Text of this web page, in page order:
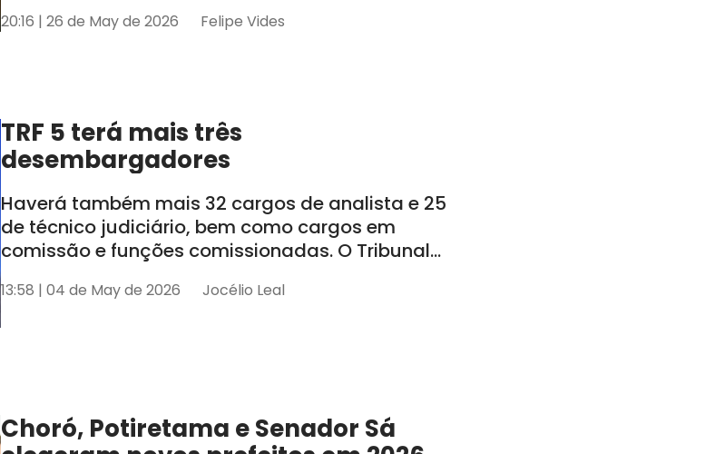
20:16 | 26 de May de 2026 Felipe Vides
TRF 5 terá mais três
desembargadores
Haverá também mais 32 cargos de analista e 25
de técnico judiciário, bem como cargos em
comissão e funções comissionadas. O Tribunal
AL e SE
13:58 | 04 de May de 2026 Jocélio Leal
Choró, Potiretama e Senador Sá